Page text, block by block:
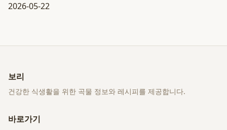
2026-05-22
보리
건강한 식생활을 위한 곡물 정보와 레시피를 제공합니다.
바로가기